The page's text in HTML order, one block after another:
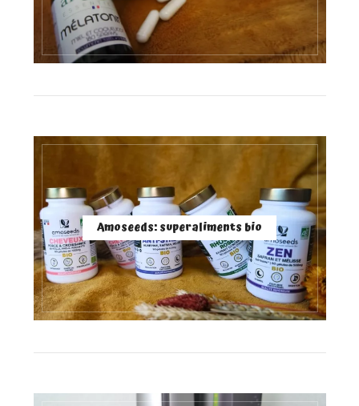
Amoseeds: superaliments bio